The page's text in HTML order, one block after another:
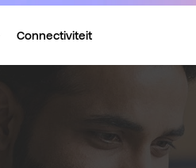
Connectiviteit